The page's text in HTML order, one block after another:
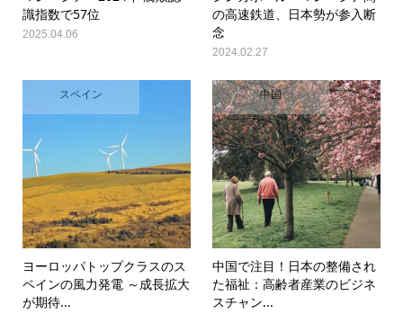
識指数で57位
2025.04.06
の高速鉄道、日本勢が参入断
念
2024.02.27
スペイン
ヨーロッパトップクラスのス
ペインの風力発電 ～成長拡大
が期待...
中国
中国で注目！日本の整備され
た福祉：高齢者産業のビジネ
スチャン...